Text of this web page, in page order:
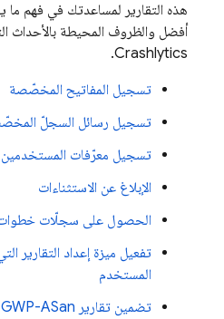
هذه التقارير لمساعدتك في فهم
أفضل والظروف المحيطة بالأحداث
Crashlytics
.
تسجيل المفاتيح المخصّصة
تسجيل رسائل السجلّ
تسجيل معرّفات المستخدمين
الإبلاغ عن الاستثناءات
الحصول على سجلّات
تفعيل ميزة إعداد التقارير
المستخدم
تضمين تقارير GWP-ASan